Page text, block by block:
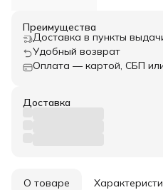
Преимущества
Доставка в пункты
Удобный возврат
Оплата — картой, СБП
Доставка
О товаре